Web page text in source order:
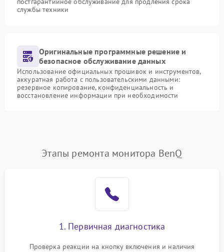
службы техники
Оригинальные программные решение и
безопасное обслуживание данных
Использование официальных прошивок и инструментов,
аккуратная работа с пользовательскими данными:
резервное копирование, конфиденциальность и
восстановление информации при необходимости
Этапы ремонта монитора BenQ
1. Первичная диагностика
Проверка реакции на кнопку включения и наличия